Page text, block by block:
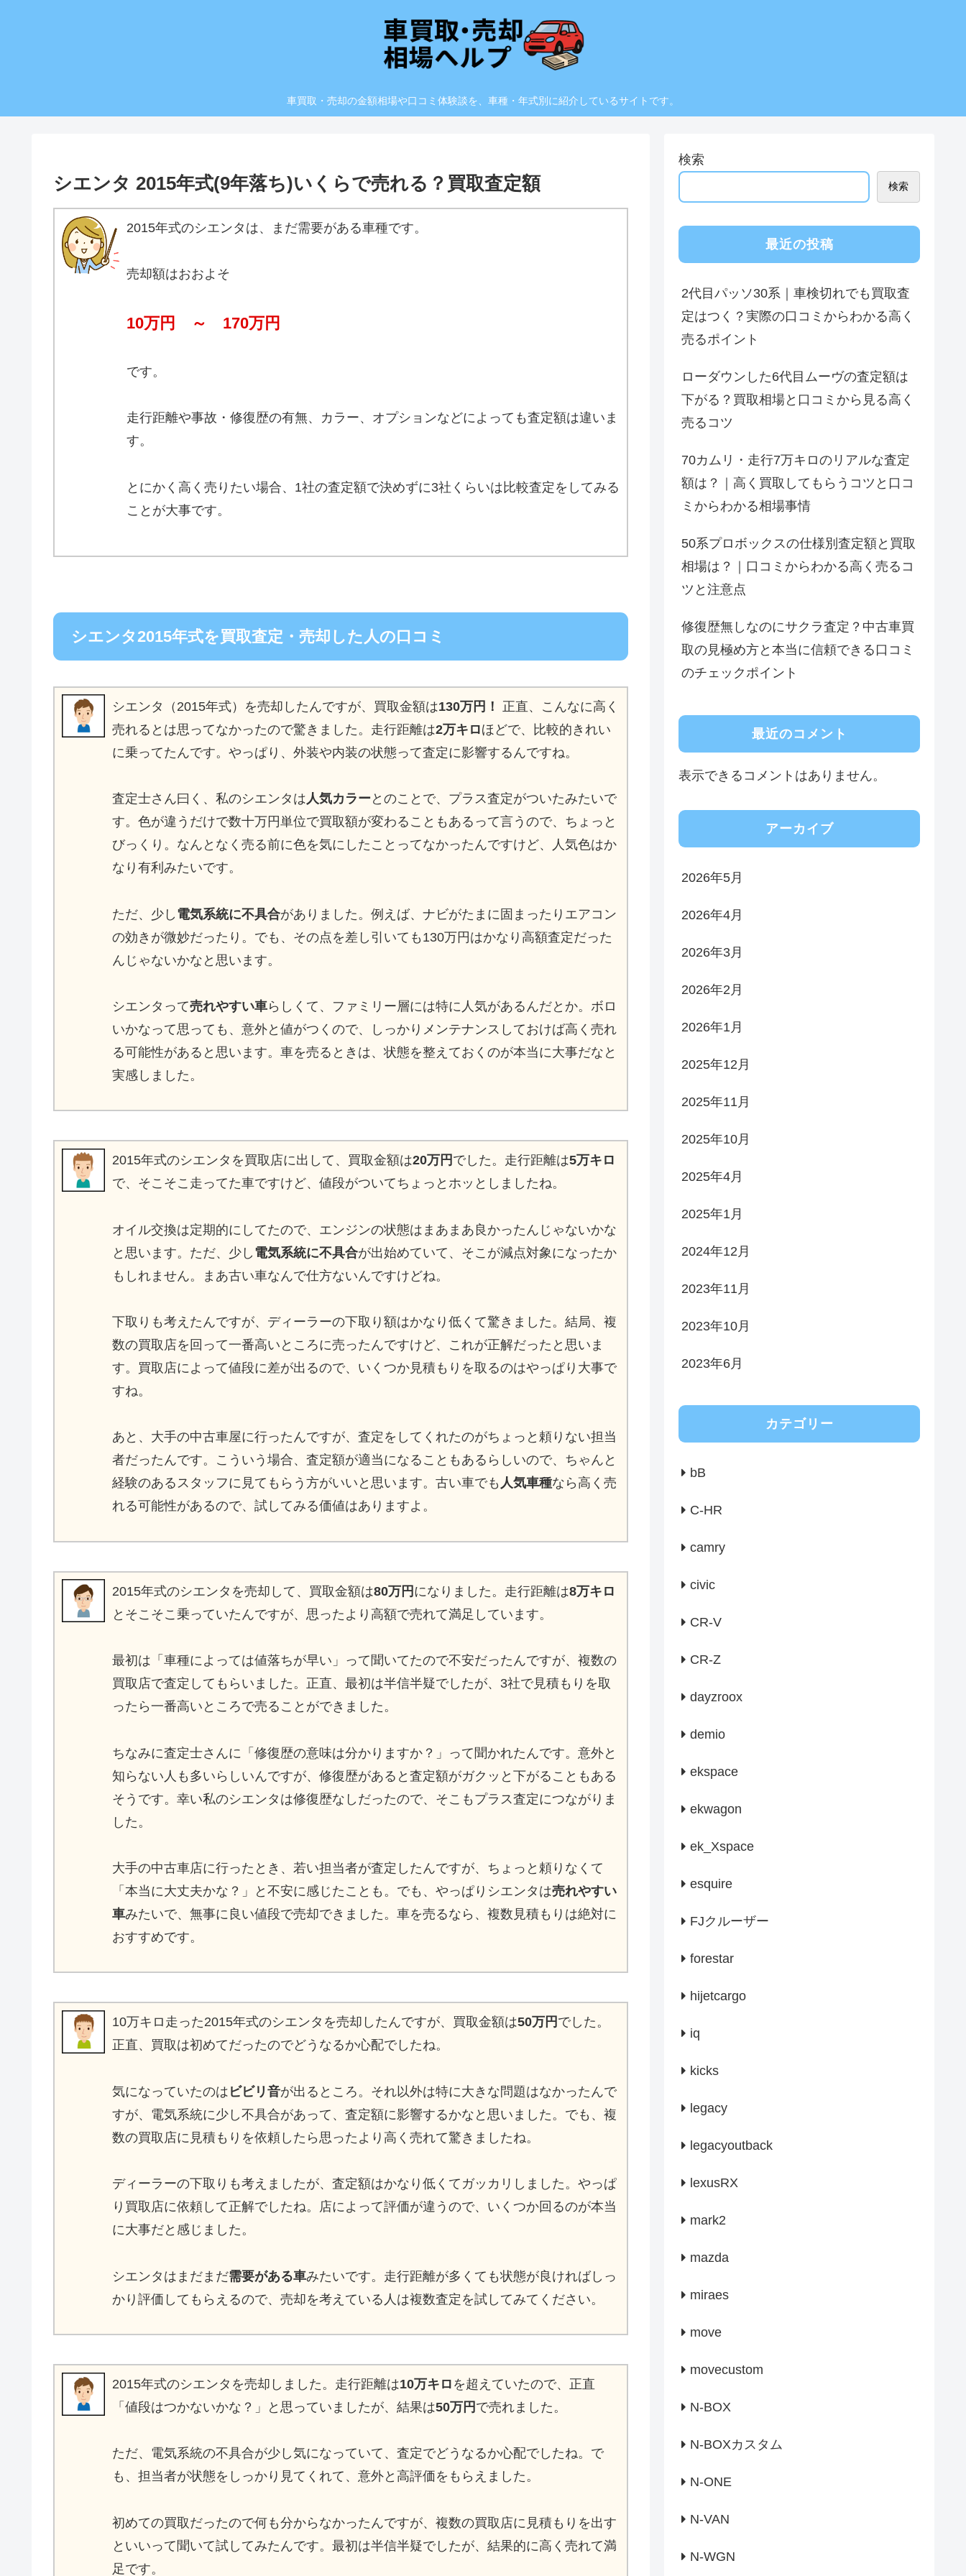
車買取・売却の金額相場や口コミ体験談を、車種・年式別に紹介しているサイトです。
シエンタ 2015年式(9年落ち)いくらで売れる？買取査定額
2015年式のシエンタは、まだ需要がある車種です。
売却額はおおよそ
10万円 ～ 170万円
です。
走行距離や事故・修復歴の有無、カラー、オプションなどによっても査定額は違いま
す。
とにかく高く売りたい場合、1社の査定額で決めずに3社くらいは比較査定をしてみる
ことが大事です。
シエンタ2015年式を買取査定・売却した人の口コミ
シエンタ（2015年式）を売却したんですが、買取金額は130万円！
正直、こんなに高く
売れるとは思ってなかったので驚きました。走行距離は2万キロほどで、比較的きれい
に乗ってたんです。やっぱり、外装や内装の状態って査定に影響するんですね。
査定士さん曰く、私のシエンタは人気カラーとのことで、プラス査定がついたみたいで
す。色が違うだけで数十万円単位で買取額が変わることもあるって言うので、ちょっと
びっくり。なんとなく売る前に色を気にしたことってなかったんですけど、人気色はか
なり有利みたいです。
ただ、少し 電気系統に不具合がありました。例えば、ナビがたまに固まったりエアコン
の効きが微妙だったり。でも、その点を差し引いても130万円はかなり高額査定だった
んじゃないかなと思います。
シエンタって売れやすい車らしくて、ファミリー層には特に人気があるんだとか。ボロ
いかなって思っても、意外と値がつくので、しっかりメンテナンスしておけば高く売れ
る可能性があると思います。車を売るときは、状態を整えておくのが本当に大事だなと
実感しました。
2015年式のシエンタを買取店に出して、買取金額は20万円 でした。走行距離は5万キロ
で、そこそこ走ってた車ですけど、値段がついてちょっとホッとしましたね。
オイル交換は定期的にしてたので、エンジンの状態はまあまあ良かったんじゃないかな
と思います。ただ、少し 電気系統に不具合が出始めていて、そこが減点対象になったか
もしれません。まあ古い車なんで仕方ないんですけどね。
下取りも考えたんですが、ディーラーの下取り額はかなり低くて驚きました。結局、複
数の買取店を回って一番高いところに売ったんですけど、これが正解だったと思いま
す。買取店によって値段に差が出るので、いくつか見積もりを取るのはやっぱり大事で
すね。
あと、大手の中古車屋に行ったんですが、査定をしてくれたのがちょっと頼りない担当
者だったんです。こういう場合、査定額が適当になることもあるらしいので、ちゃんと
経験のあるスタッフに見てもらう方がいいと思います。古い車でも 人気車種なら高く売
れる可能性があるので、試してみる価値はありますよ。
2015年式のシエンタを売却して、買取金額は80万円 になりました。走行距離は8万キロ
とそこそこ乗っていたんですが、思ったより高額で売れて満足しています。
最初は「車種によっては値落ちが早い」って聞いてたので不安だったんですが、複数の
買取店で査定してもらいました。正直、最初は半信半疑でしたが、3社で見積もりを取
ったら一番高いところで売ることができました。
ちなみに査定士さんに「修復歴の意味は分かりますか？」って聞かれたんです。意外と
知らない人も多いらしいんですが、修復歴があると査定額がガクッと下がることもある
そうです。幸い私のシエンタは修復歴なしだったので、そこもプラス査定につながりま
した。
大手の中古車店に行ったとき、若い担当者が査定したんですが、ちょっと頼りなくて
「本当に大丈夫かな？」と不安に感じたことも。でも、やっぱりシエンタは売れやすい
車みたいで、無事に良い値段で売却できました。車を売るなら、複数見積もりは絶対に
おすすめです。
10万キロ走った2015年式のシエンタを売却したんですが、買取金額は50万円 でした。
正直、買取は初めてだったのでどうなるか心配でしたね。
気になっていたのは ビビリ音が出るところ。それ以外は特に大きな問題はなかったんで
すが、電気系統に少し不具合があって、査定額に影響するかなと思いました。でも、複
数の買取店に見積もりを依頼したら思ったより高く売れて驚きましたね。
ディーラーの下取りも考えましたが、査定額はかなり低くてガッカリしました。やっぱ
り買取店に依頼して正解でしたね。店によって評価が違うので、いくつか回るのが本当
に大事だと感じました。
シエンタはまだまだ需要がある車みたいです。走行距離が多くても状態が良ければしっ
かり評価してもらえるので、売却を考えている人は複数査定を試してみてください。
2015年式のシエンタを売却しました。走行距離は10万キロ を超えていたので、正直
「値段はつかないかな？」と思っていましたが、結果は50万円 で売れました。
ただ、電気系統の不具合が少し気になっていて、査定でどうなるか心配でしたね。で
も、担当者が状態をしっかり見てくれて、意外と高評価をもらえました。
初めての買取だったので何も分からなかったんですが、複数の買取店に見積もりを出す
といいって聞いて試してみたんです。最初は半信半疑でしたが、結果的に高く売れて満
足です。
検索
検索
最近の投稿
2代目パッソ30系｜車検切れでも買取査
定はつく？実際の口コミからわかる高く
売るポイント
ローダウンした6代目ムーヴの査定額は
下がる？買取相場と口コミから見る高く
売るコツ
70カムリ・走行7万キロのリアルな査定
額は？｜高く買取してもらうコツと口コ
ミからわかる相場事情
50系プロボックスの仕様別査定額と買取
相場は？｜口コミからわかる高く売るコ
ツと注意点
修復歴無しなのにサクラ査定？中古車買
取の見極め方と本当に信頼できる口コミ
のチェックポイント
最近のコメント
表示できるコメントはありません。
アーカイブ
2026年5月
2026年4月
2026年3月
2026年2月
2026年1月
2025年12月
2025年11月
2025年10月
2025年4月
2025年1月
2024年12月
2023年11月
2023年10月
2023年6月
カテゴリー
bB
C-HR
camry
civic
CR-V
CR-Z
dayzroox
demio
ekspace
ekwagon
ek_Xspace
esquire
FJクルーザー
forestar
hijetcargo
iq
kicks
legacy
legacyoutback
lexusRX
mark2
mazda
miraes
move
movecustom
N-BOX
N-BOXカスタム
N-ONE
N-VAN
N-WGN